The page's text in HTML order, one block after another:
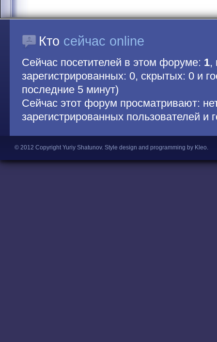
Кто сейчас online
Сейчас посетителей в этом форуме: 1,
зарегистрированных: 0, скрытых: 0 и
последние 5 минут)
Сейчас этот форум просматривают:
зарегистрированных пользователей и
© 2012 Copyright Yuriy Shatunov. Style design and programming by Kleo.